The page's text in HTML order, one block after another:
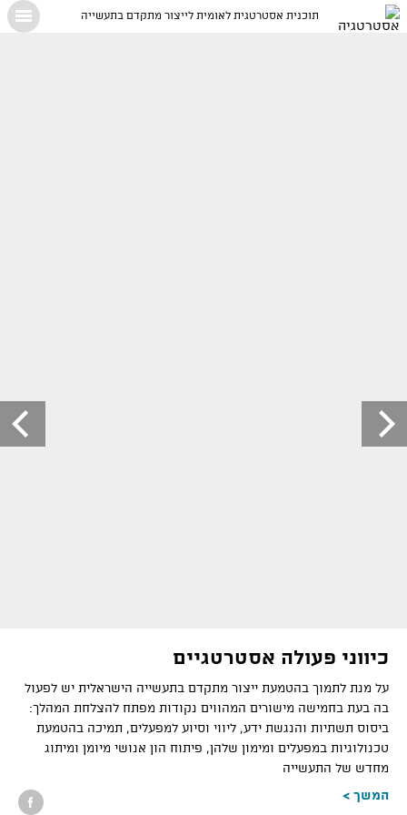
תוכנית אסטרטגית לאומית לייצור מתקדם בתעשייה
כיווני פעולה אסטרטגיים
על מנת לתמוך בהטמעת ייצור מתקדם בתעשייה הישראלית יש לפעול
בה בעת בחמישה מישורים המהווים נקודות מפתח להצלחת המהלך:
ביסוס תשתיות והנגשת ידע, ליווי וסיוע למפעלים, תמיכה בהטמעת
טכנולוגיות במפעלים ומימון שלהן, פיתוח הון אנושי מיומן ומיתוג
מחדש של התעשייה
המשך
X